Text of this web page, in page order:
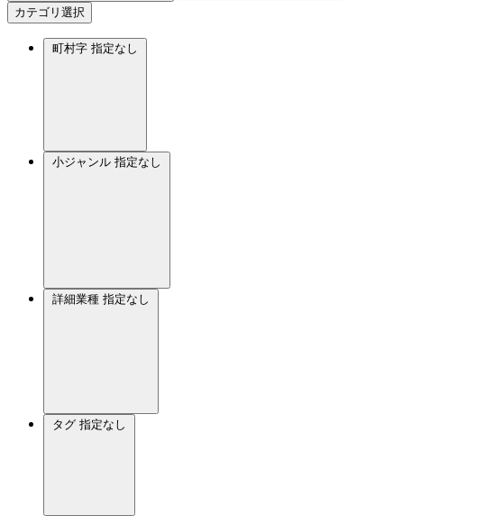
カテゴリ選択
町村字 指定なし
小ジャンル 指定なし
詳細業種 指定なし
タグ 指定なし